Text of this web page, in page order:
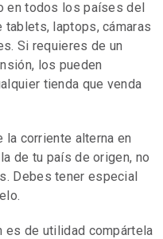
en todos los países del
tablets, laptops, cámaras
Si requieres de un
los pueden
tienda que venda
corriente alterna en
de tu país de origen, no
Debes tener especial
es de utilidad compártela